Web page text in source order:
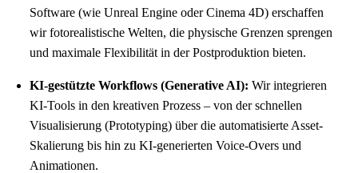
Software (wie Unreal Engine oder Cinema 4D) erschaffen
wir fotorealistische Welten, die physische Grenzen sprengen
und maximale Flexibilität in der Postproduktion bieten.
KI-gestützte Workflows (Generative AI): Wir integrieren
KI-Tools in den kreativen Prozess – von der schnellen
Visualisierung (Prototyping) über die automatisierte Asset-
Skalierung bis hin zu KI-generierten Voice-Overs und
Animationen.